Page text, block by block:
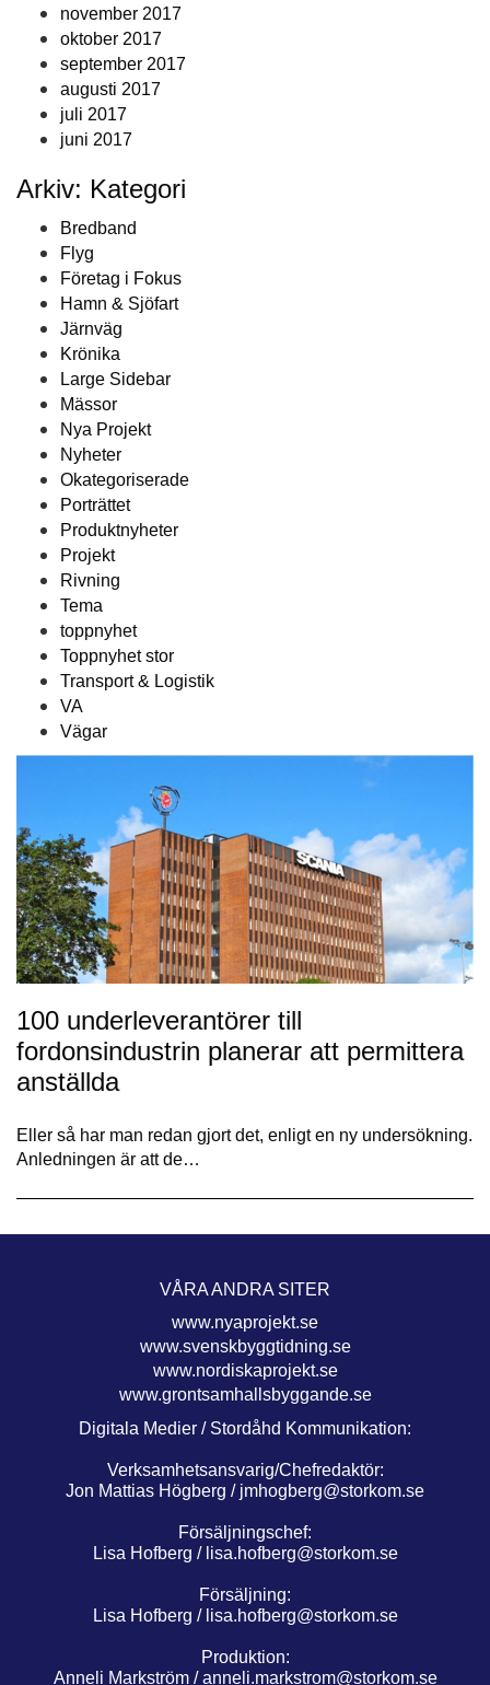
november 2017
oktober 2017
september 2017
augusti 2017
juli 2017
juni 2017
Arkiv: Kategori
Bredband
Flyg
Företag i Fokus
Hamn & Sjöfart
Järnväg
Krönika
Large Sidebar
Mässor
Nya Projekt
Nyheter
Okategoriserade
Porträttet
Produktnyheter
Projekt
Rivning
Tema
toppnyhet
Toppnyhet stor
Transport & Logistik
VA
Vägar
100 underleverantörer till
fordonsindustrin planerar att permittera
anställda
Eller så har man redan gjort det, enligt en ny undersökning.
Anledningen är att de…
VÅRA ANDRA SITER
www.nyaprojekt.se
www.svenskbyggtidning.se
www.nordiskaprojekt.se
www.grontsamhallsbyggande.se
Digitala Medier / Stordåhd Kommunikation:
Verksamhetsansvarig/Chefredaktör:
Jon Mattias Högberg / jmhogberg@storkom.se
Försäljningschef:
Lisa Hofberg / lisa.hofberg@storkom.se
Försäljning:
Lisa Hofberg / lisa.hofberg@storkom.se
Produktion:
Anneli Markström /anneli.markstrom@storkom.se